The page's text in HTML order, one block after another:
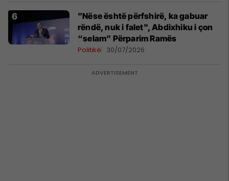
"Nëse është përfshirë, ka gabuar
rëndë, nuk i falet", Abdixhiku i çon
“selam” Përparim Ramës
Politikë 30/07/2026